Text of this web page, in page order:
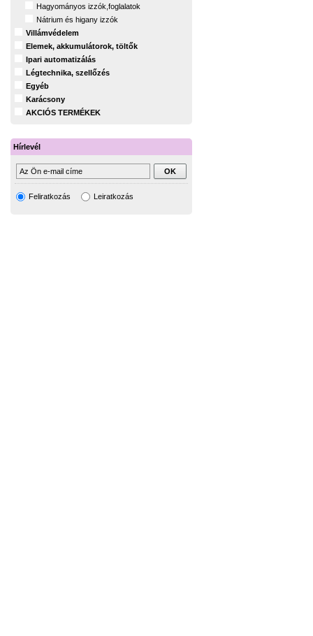
Hagyományos izzók,foglalatok
Nátrium és higany izzók
Villámvédelem
Elemek, akkumulátorok, töltők
Ipari automatizálás
Légtechnika, szellőzés
Egyéb
Karácsony
AKCIÓS TERMÉKEK
Hírlevél
Feliratkozás Leiratkozás